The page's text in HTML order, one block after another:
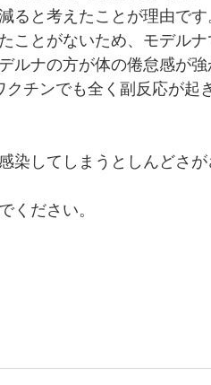
ると考えたことが理由です
ことがないため、モデルナ
ルナの方が体の倦怠感が
チンでも全く副反応が起
染してしまうとしんどさ
ください。